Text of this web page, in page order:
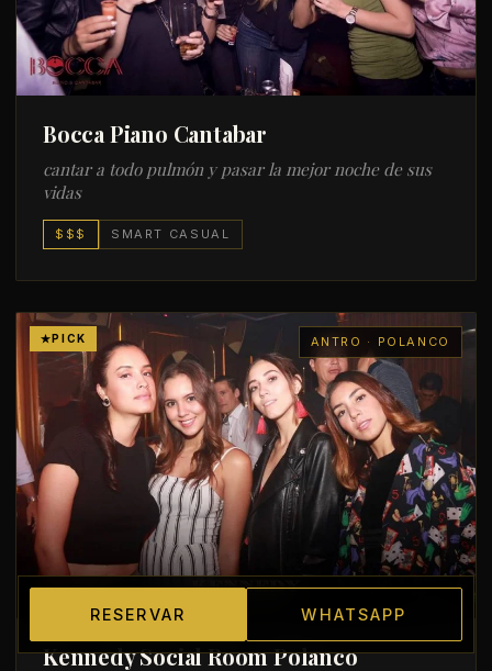
Bocca Piano Cantabar
cantar a todo pulmón y pasar la mejor noche de sus
vidas
$$$ SMART CASUAL
ANTRO · POLANCO
PICK
Kennedy Social Room Polanco
RESERVAR WHATSAPP